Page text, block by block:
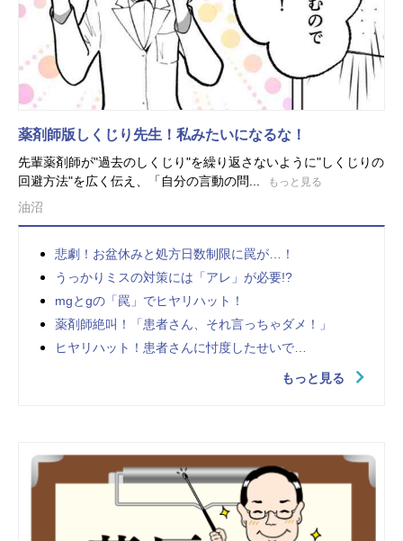
薬剤師版しくじり先生！私みたいになるな！
先輩薬剤師が"過去のしくじり"を繰り返さないように"しくじりの
回避方法"を広く伝え、「自分の言動の問...
もっと見る
油沼
悲劇！お盆休みと処方日数制限に罠が…！
うっかりミスの対策には「アレ」が必要!?
mgとgの「罠」でヒヤリハット！
薬剤師絶叫！「患者さん、それ言っちゃダメ！」
ヒヤリハット！患者さんに忖度したせいで…
もっと見る